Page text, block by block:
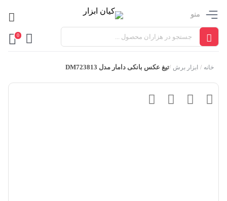
منو
0
خانه / ابزار برش /تیغ عکس بانکی دامار مدل DM723813